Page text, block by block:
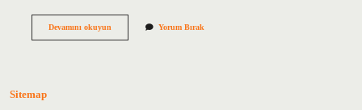
Devamını okuyunBoruda
Yorum Bırak
Sitemap